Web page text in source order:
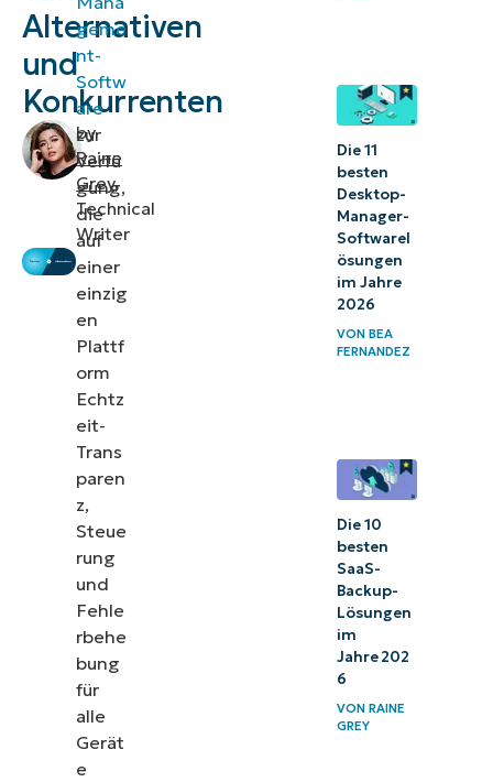
Alternativen
und
Konkurrenten
by
Raine
Grey,
Technical
Writer
3.
Bewertung
Alternativen
geme
nt-
Softw
are
zur
Verfü
gung,
die
auf
einer
einzig
en
Plattf
orm
Echtz
eit-
Trans
paren
z,
Steue
rung
und
Fehle
rbehe
bung
für
alle
Gerät
e
Die 11
besten
Desktop-
Manager-
Softwarel
ösungen
im Jahre
2026
VON BEA
FERNANDEZ
Die 10
besten
SaaS-
Backup-
Lösungen
im
Jahre 202
6
VON RAINE
GREY